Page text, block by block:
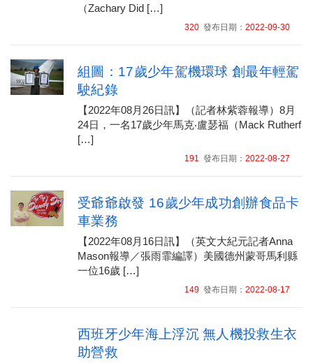
（Zachary Did […]
320發布日期： 2022-09-30
組圖：17歲少年駕機環球 創最年輕駕
駛紀錄
【2022年08月26日訊】（記者林紫蓉報導）8月
24日，一名17歲少年馬克‧盧瑟福（Mack Rutherf
[…]
191 發布日期： 2022-08-27
受爺爺啟發 16歲少年成功創辦食品卡
車業務
【2022年08月16日訊】（英文大紀元記者Anna
Mason報導／張雨霏編譯）美國德州蒙哥馬利縣
一位16歲 […]
149發布日期： 2022-08-17
西班牙少年海上浮沉 無人機投救生衣
助營救